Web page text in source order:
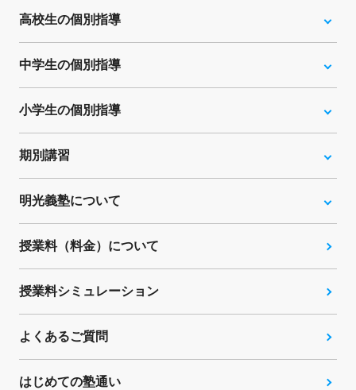
高校生の個別指導
中学生の個別指導
小学生の個別指導
期別講習
明光義塾について
授業料（料金）について
授業料シミュレーション
よくあるご質問
はじめての塾通い